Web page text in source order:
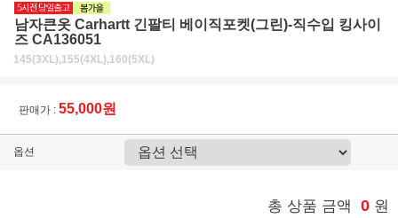
남자큰옷 Carhartt 긴팔티 베이직포켓(그린)-직수입 킹사이
즈 CA136051
145(3XL),155(4XL),160(5XL)
판매가 : 55,000원
옵션
총 상품 금액 0 원